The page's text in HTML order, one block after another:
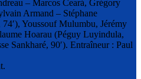
– Marcos Ceará, Grégory
Armand – Stéphane
Youssouf Mulumbu, Jérémy
Hoarau (Péguy Luyindula,
Sankharé, 90′). Entraîneur : Paul